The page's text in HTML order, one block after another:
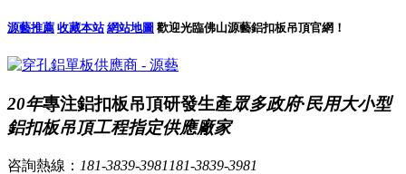
源藝推薦 收藏本站 網站地圖 歡迎光臨佛山源藝鋁扣板吊頂官網！
20年專注鋁扣板吊頂研發生產眾多政府·民用大小型
鋁扣板吊頂工程指定供應廠家
咨詢熱線： 181-3839-3981 181-3839-3981